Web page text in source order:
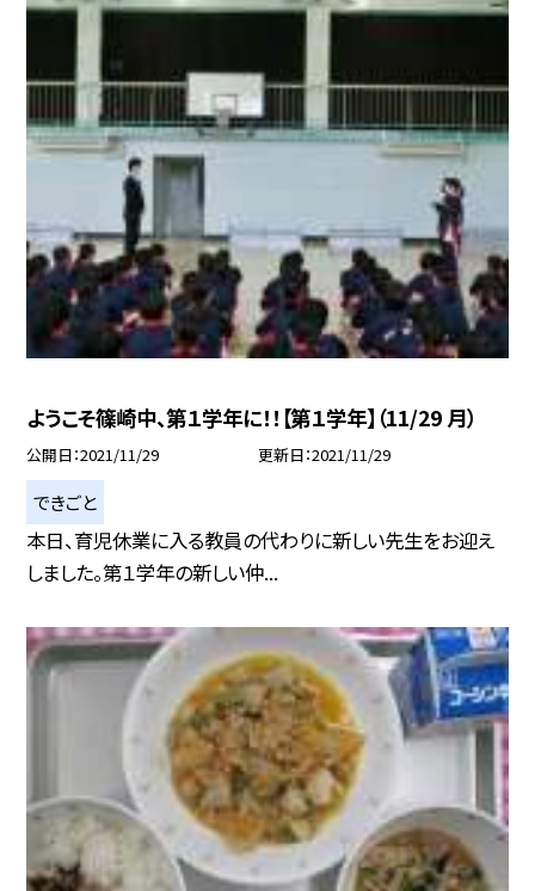
ようこそ篠崎中、第１学年に！！【第１学年】（11/29 月）
公開日 2021/11/29 更新日 2021/11/29
できごと
本日、育児休業に入る教員の代わりに新しい先生をお迎え
しました。第１学年の新しい仲...